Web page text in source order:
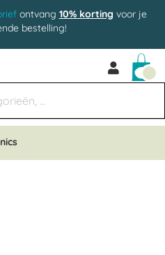
ontvang 10% korting voor je
bestelling!